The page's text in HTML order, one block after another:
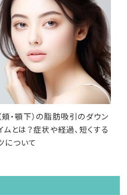
頬・顎下）の脂肪吸引のダウン
ムとは？症状や経過、短くする
について